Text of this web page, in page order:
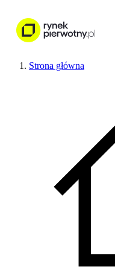
Strona główna